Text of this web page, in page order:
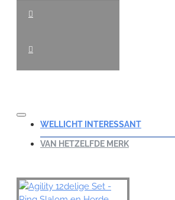
WELLICHT INTERESSANT
VAN HETZELFDE MERK